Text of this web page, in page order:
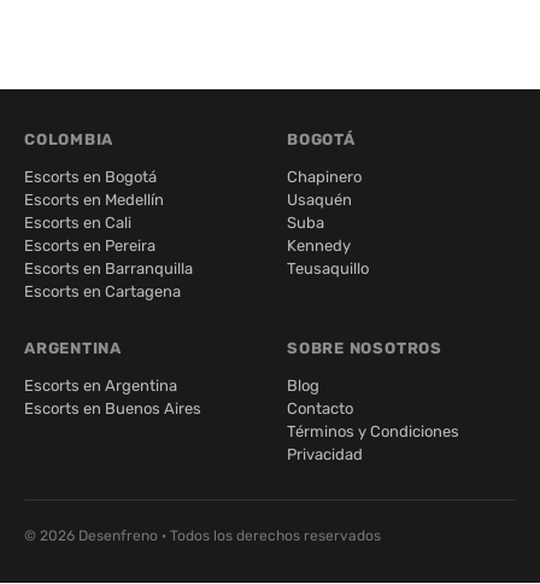
COLOMBIA
Escorts en Bogotá
Escorts en Medellín
Escorts en Cali
Escorts en Pereira
Escorts en Barranquilla
Escorts en Cartagena
BOGOTÁ
Chapinero
Usaquén
Suba
Kennedy
Teusaquillo
ARGENTINA
Escorts en Argentina
Escorts en Buenos Aires
SOBRE NOSOTROS
Blog
Contacto
Términos y Condiciones
Privacidad
© 2026 Desenfreno · Todos los derechos reservados